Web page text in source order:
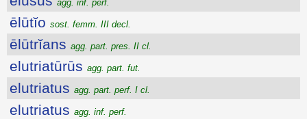
agg. inf. perf.
ēlūtĭo sost. femm. III decl.
ēlūtrĭans agg. part. pres. II cl.
elutriatūrūs agg. part. fut.
elutriatus agg. part. perf. I cl.
elutriatus agg. inf. perf.